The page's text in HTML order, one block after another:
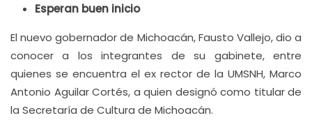
Esperan buen inicio
El nuevo gobernador de Michoacán, Fausto Vallejo, dio a
conocer a los integrantes de su gabinete, entre
quienes se encuentra el ex rector de la UMSNH, Marco
Antonio Aguilar Cortés, a quien designó como titular de
la Secretaría de Cultura de Michoacán.